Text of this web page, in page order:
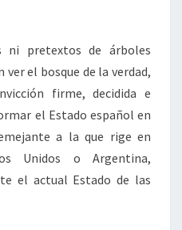
ni pretextos de árboles
el bosque de la verdad,
firme, decidida e
el Estado español en
a la que rige en
Unidos o Argentina,
el actual Estado de las